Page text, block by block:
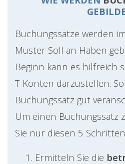
Buchungssätze werden
Muster Soll an Haben
Beginn kann es hilfreich
T-Konten darzustellen.
Buchungssatz gut
Um einen Buchungssatz
Sie nur diesen 5
Ermitteln Sie die